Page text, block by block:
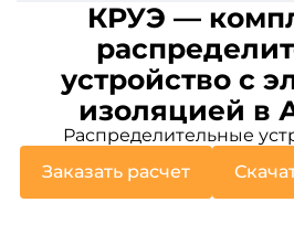
КРУЭ —
устройство с
изоляцией в
Распределительные
Заказать расчет